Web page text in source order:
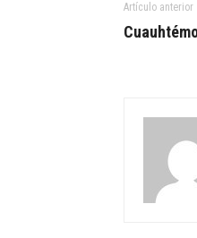
Artículo anterior